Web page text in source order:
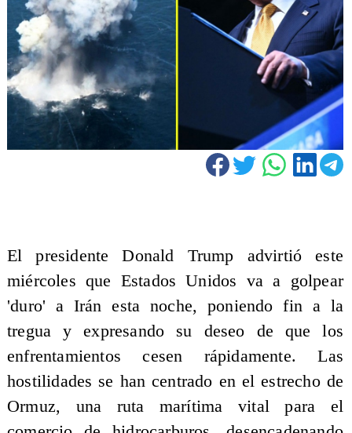
El presidente Donald Trump advirtió este
miércoles que Estados Unidos va a golpear
'duro' a Irán esta noche, poniendo fin a la
tregua y expresando su deseo de que los
enfrentamientos cesen rápidamente. Las
hostilidades se han centrado en el estrecho de
Ormuz, una ruta marítima vital para el